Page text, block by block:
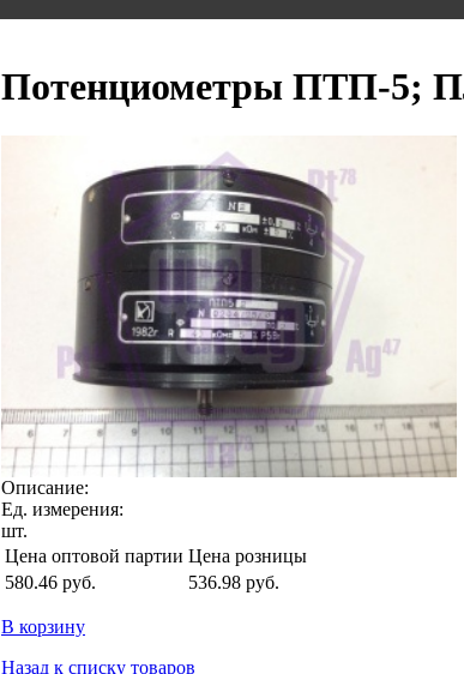
Потенциометры ПТП-5;
Описание:
Ед. измерения:
шт.
Цена оптовой партии Цена розницы
580.46 руб. 536.98 руб.
В корзину
Назад к списку товаров